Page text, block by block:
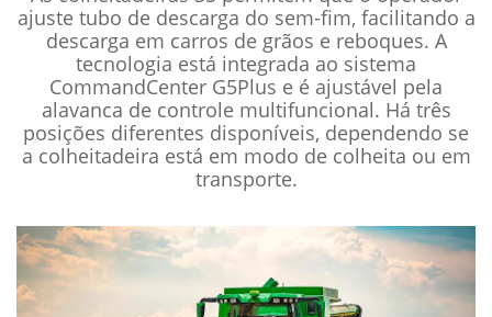
ajuste tubo de descarga do sem-fim, facilitando a
descarga em carros de grãos e reboques. A
tecnologia está integrada ao sistema
CommandCenter G5Plus e é ajustável pela
alavanca de controle multifuncional. Há três
posições diferentes disponíveis, dependendo se
a colheitadeira está em modo de colheita ou em
transporte.